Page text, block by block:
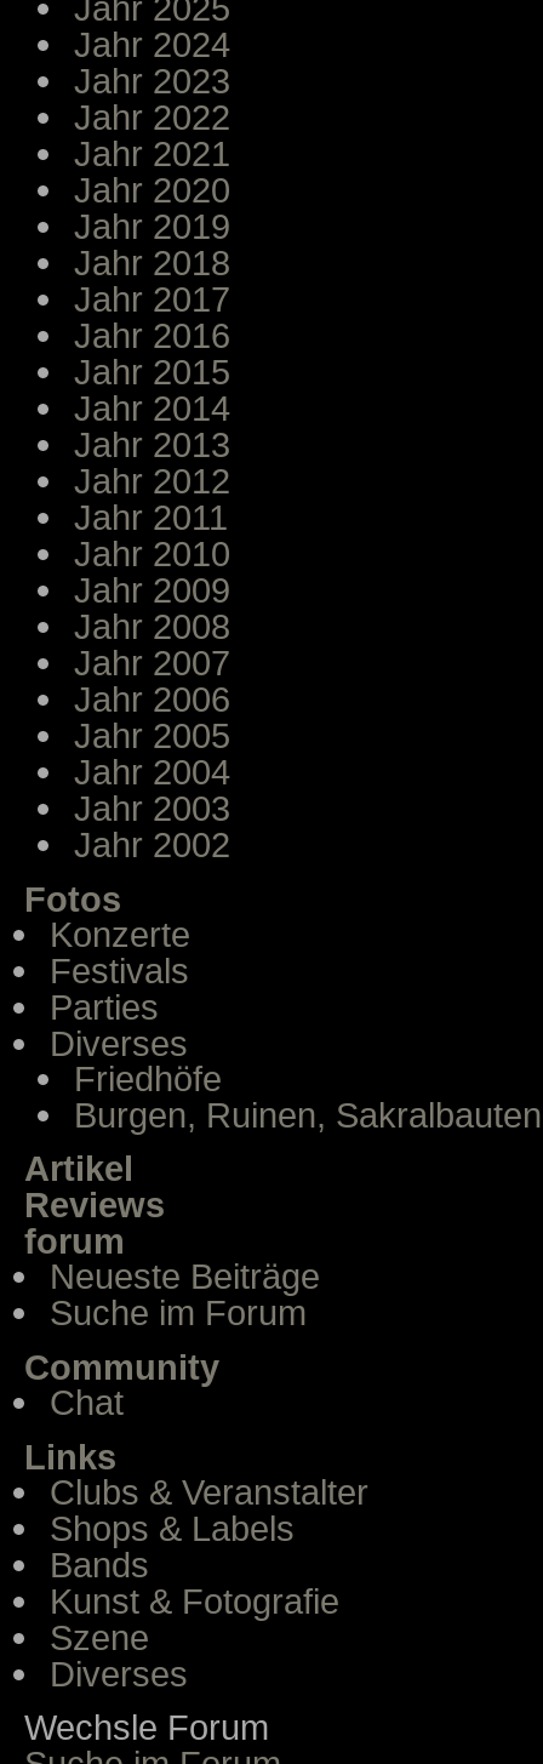
Jahr 2025
Jahr 2024
Jahr 2023
Jahr 2022
Jahr 2021
Jahr 2020
Jahr 2019
Jahr 2018
Jahr 2017
Jahr 2016
Jahr 2015
Jahr 2014
Jahr 2013
Jahr 2012
Jahr 2011
Jahr 2010
Jahr 2009
Jahr 2008
Jahr 2007
Jahr 2006
Jahr 2005
Jahr 2004
Jahr 2003
Jahr 2002
Fotos
Konzerte
Festivals
Parties
Diverses
Friedhöfe
Burgen, Ruinen, Sakralbauten
Artikel
Reviews
forum
Neueste Beiträge
Suche im Forum
Community
Chat
Links
Clubs & Veranstalter
Shops & Labels
Bands
Kunst & Fotografie
Szene
Diverses
Wechsle Forum